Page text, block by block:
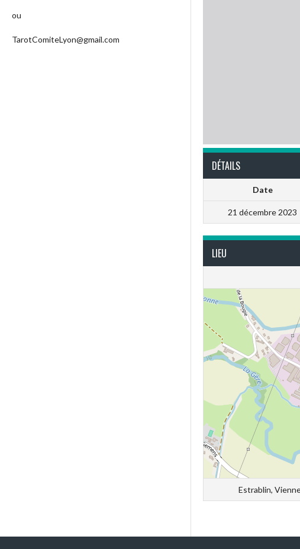
DÉTAILS
Date
21 décembre 2023
LIEU
Estrablin,
ou
TarotComiteLyon@gmail.com